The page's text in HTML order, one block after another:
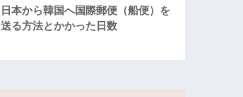
日本から韓国へ国際郵便（船便）を
送る方法とかかった日数